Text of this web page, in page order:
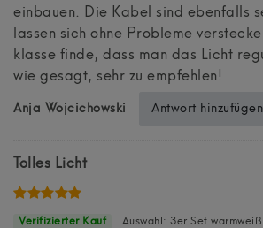
einbauen. Die Kabel sind ebenfalls
lassen sich ohne Probleme
klasse finde, dass man das Licht
wie gesagt, sehr zu empfehlen!
Anja Wojcichowski Antwort hinzufügen
Tolles Licht
Auswahl: 3er Set warmweiß